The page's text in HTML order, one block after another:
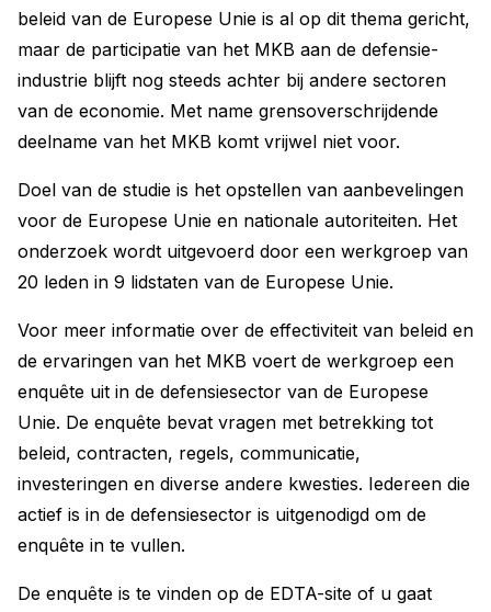
beleid van de Europese Unie is al op dit thema gericht,
maar de participatie van het MKB aan de defensie-
industrie blijft nog steeds achter bij andere sectoren
van de economie. Met name grensoverschrijdende
deelname van het MKB komt vrijwel niet voor.
Doel van de studie is het opstellen van aanbevelingen
voor de Europese Unie en nationale autoriteiten. Het
onderzoek wordt uitgevoerd door een werkgroep van
20 leden in 9 lidstaten van de Europese Unie.
Voor meer informatie over de effectiviteit van beleid en
de ervaringen van het MKB voert de werkgroep een
enquête uit in de defensiesector van de Europese
Unie. De enquête bevat vragen met betrekking tot
beleid, contracten, regels, communicatie,
investeringen en diverse andere kwesties. Iedereen die
actief is in de defensiesector is uitgenodigd om de
enquête in te vullen.
De enquête is te vinden op de EDTA-site of u gaat